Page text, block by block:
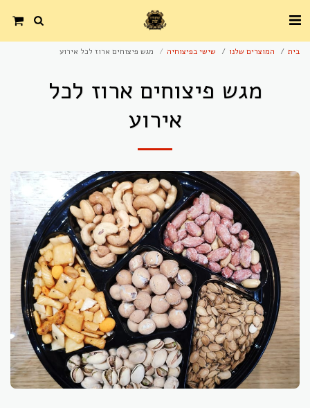
בית המוצרים שלנו שישי בפיצוחיה מגש פיצוחים ארוז לכל אירוע
מגש פיצוחים ארוז לכל
אירוע